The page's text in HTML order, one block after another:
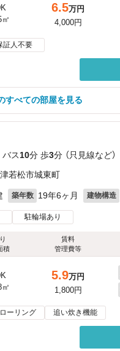
6.5万円
4,000円
証人不要
すべての部屋を見る
ス10分 歩3分 （只見線など）
若松市城東町
築年数 19年6ヶ月 建物構造
駐輪場あり
積
賃料
管理費等
5.9万円
1,800円
ーリング 追い炊き機能